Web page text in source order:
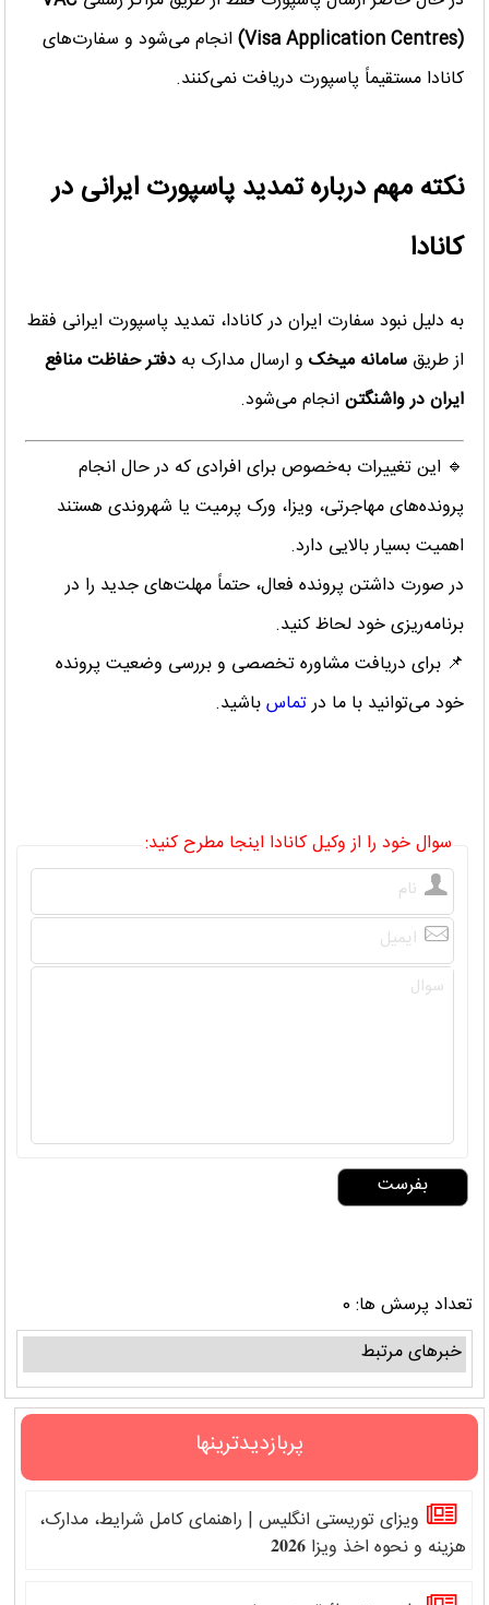
(Visa Application Centres) انجام می‌شود و سفارت‌های
کانادا مستقیماً پاسپورت دریافت نمی‌کنند.
نکته مهم درباره تمدید پاسپورت ایرانی در
کانادا
به دلیل نبود سفارت ایران در کانادا، تمدید پاسپورت ایرانی فقط
از طریقسامانه میخک و ارسال مدارک بهدفتر حفاظت منافع
ایران در واشنگتن انجام می‌شود.
🔹 این تغییرات به‌خصوص برای افرادی که در حال انجام
پرونده‌های مهاجرتی، ویزا، ورک پرمیت یا شهروندی هستند
اهمیت بسیار بالایی دارد.
در صورت داشتن پرونده فعال، حتماً مهلت‌های جدید را در
برنامه‌ریزی خود لحاظ کنید.
📌 برای دریافت مشاوره تخصصی و بررسی وضعیت پرونده
خود می‌توانید با ما درتماس باشید.
سوال خود را از وکیل کانادا اینجا مطرح کنید:
تعداد پرسش ها: 0
خبرهای مرتبط
پربازدیدترینها
ویزای توریستی انگلیس | راهنمای کامل شرایط، مدارک،
هزینه و نحوه اخذ ویزا 𝟐𝟎𝟐𝟔